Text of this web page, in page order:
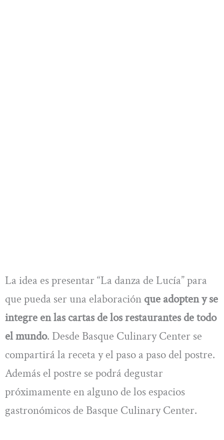
La idea es presentar “La danza de Lucía” para
que pueda ser una elaboración que adopten y se
integre en las cartas de los restaurantes de todo
el mundo. Desde Basque Culinary Center se
compartirá la receta y el paso a paso del postre.
Además el postre se podrá degustar
próximamente en alguno de los espacios
gastronómicos de Basque Culinary Center.